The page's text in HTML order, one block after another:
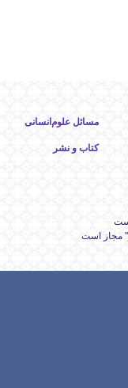
مسائل علوم‌انسانی
کتاب و نشر
" مجاز است